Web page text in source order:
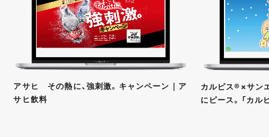
アサヒ その熱に、強刺激。キャンペーン｜ア
サヒ飲料
カルピス®×サン
にピース。「カル